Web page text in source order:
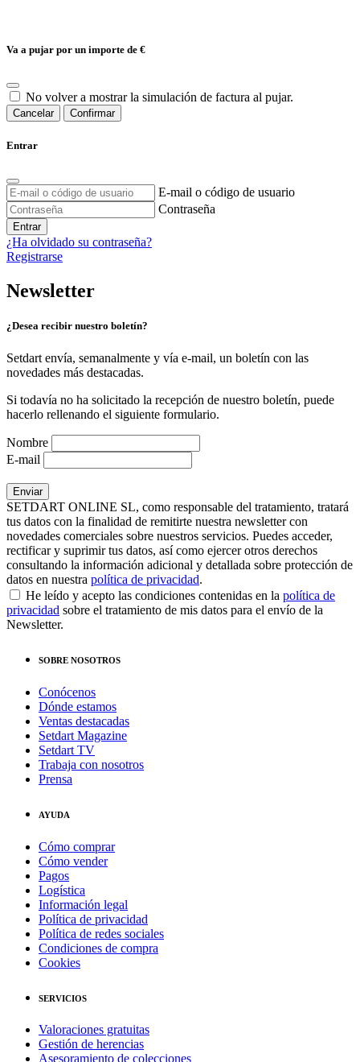
Va a pujar por un importe de €
No volver a mostrar la simulación de factura al pujar.
Cancelar Confirmar
Entrar
E-mail o código de usuario
Contraseña
Entrar
¿Ha olvidado su contraseña?
Registrarse
Newsletter
¿Desea recibir nuestro boletín?
Setdart envía, semanalmente y vía e-mail, un boletín con las
novedades más destacadas.
Si todavía no ha solicitado la recepción de nuestro boletín, puede
hacerlo rellenando el siguiente formulario.
Nombre
E-mail
SETDART ONLINE SL, como responsable del tratamiento, tratará
tus datos con la finalidad de remitirte nuestra newsletter con
novedades comerciales sobre nuestros servicios. Puedes acceder,
rectificar y suprimir tus datos, así como ejercer otros derechos
consultando la información adicional y detallada sobre protección de
datos en nuestra política de privacidad.
He leído y acepto las condiciones contenidas en la política de
privacidad sobre el tratamiento de mis datos para el envío de la
Newsletter.
SOBRE NOSOTROS
Conócenos
Dónde estamos
Ventas destacadas
Setdart Magazine
Setdart TV
Trabaja con nosotros
Prensa
AYUDA
Cómo comprar
Cómo vender
Pagos
Logística
Información legal
Política de privacidad
Política de redes sociales
Condiciones de compra
Cookies
SERVICIOS
Valoraciones gratuitas
Gestión de herencias
Asesoramiento de colecciones